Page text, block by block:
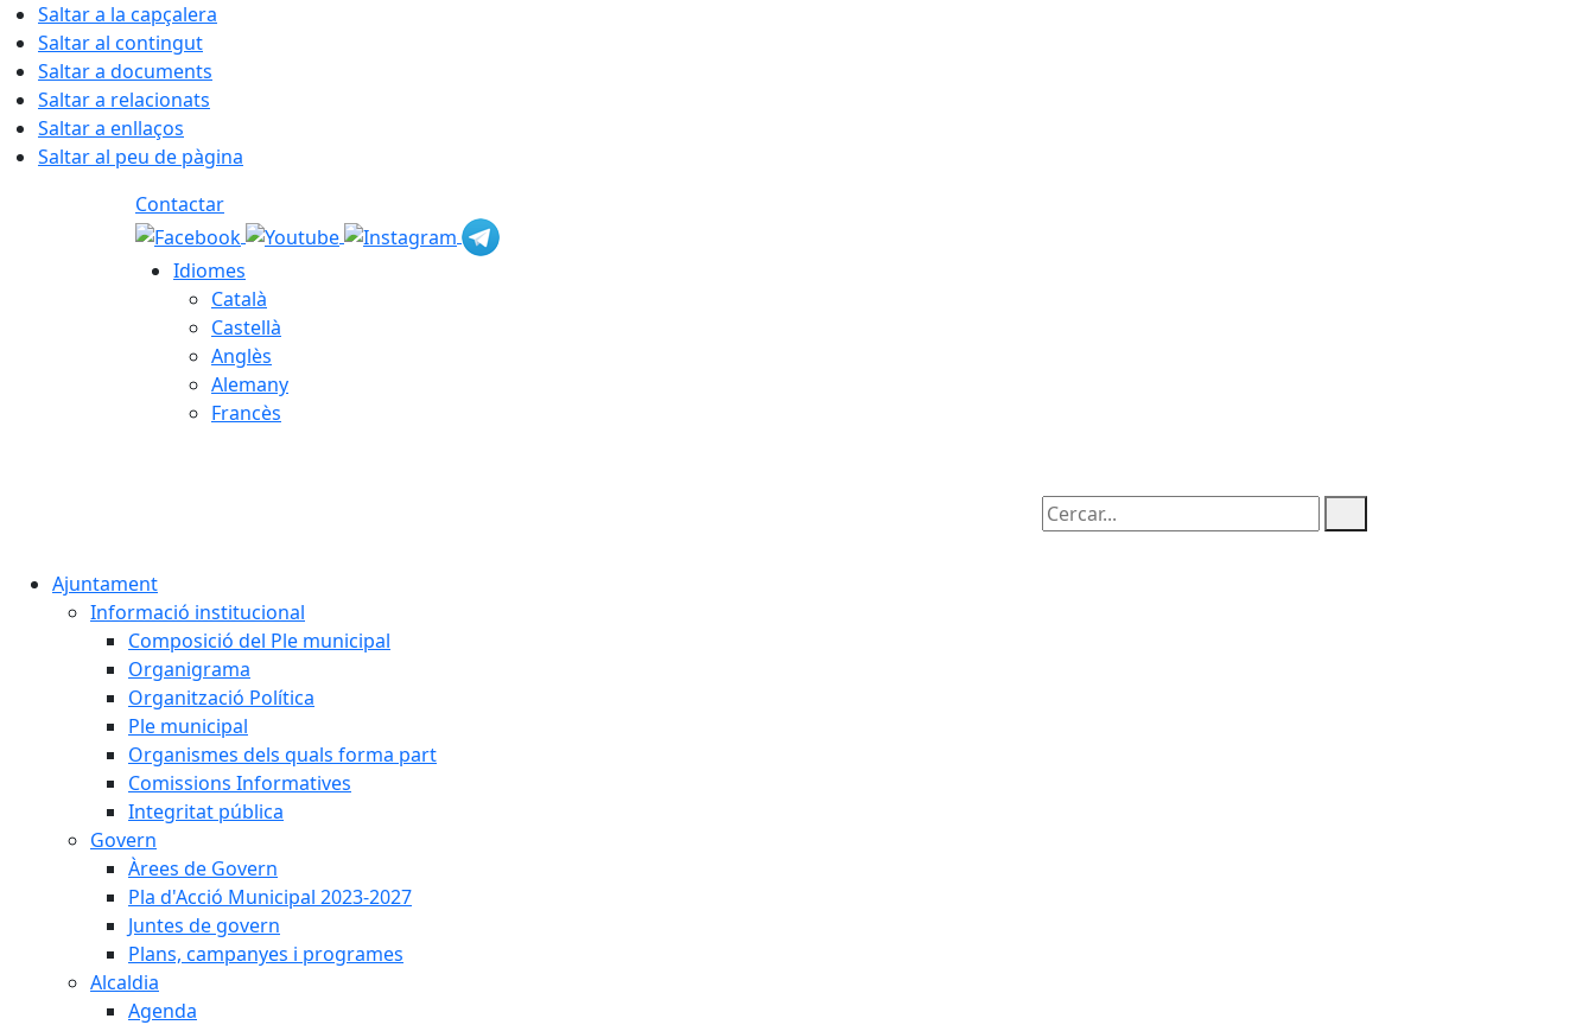
Saltar a la capçalera
Saltar al contingut
Saltar a documents
Saltar a relacionats
Saltar a enllaços
Saltar al peu de pàgina
Contactar
Idiomes
Català
Castellà
Anglès
Alemany
Francès
Cercar:
Ajuntament
Informació institucional
Composició del Ple municipal
Organigrama
Organització Política
Ple municipal
Organismes dels quals forma part
Comissions Informatives
Integritat pública
Govern
Àrees de Govern
Pla d'Acció Municipal 2023-2027
Juntes de govern
Plans, campanyes i programes
Alcaldia
Agenda